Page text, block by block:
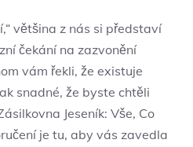
většina z nás si​ představí⁣
čekání na zazvonění
vám řekli, že existuje
snadné, ⁤že ⁤byste chtěli
Jeseník: Vše, Co
je tu, aby vás zavedla